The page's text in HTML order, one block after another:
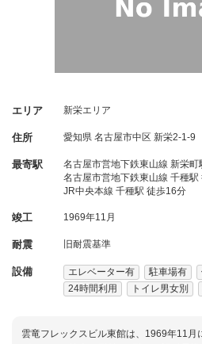
エリア 新栄エリア
住所 愛知県 名古屋市中区 新栄2-1-9
最寄駅
名古屋市営地下鉄東山線 新栄町
名古屋市営地下鉄東山線 千種駅
JR中央本線 千種駅 徒歩16分
竣工 1969年11月
耐震 旧耐震基準
設備 エレベーター有 駐車場有
24時間利用
トイレ男女別
雲竜フレックスビル東館は、1969年11月